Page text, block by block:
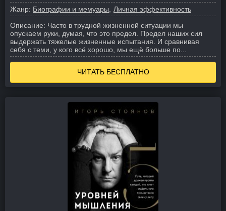
Жанр: Биографии и мемуары
Личная эффективность
Описание: Часто в трудной жизненной ситуации мы
опускаем руки, думая, что это предел. Предел наших сил
выдержать тяжелые жизненные испытания. И сравнивая
себя с теми, у кого всё хорошо, мы ещё больше по...
ЧИТАТЬ БЕСПЛАТНО